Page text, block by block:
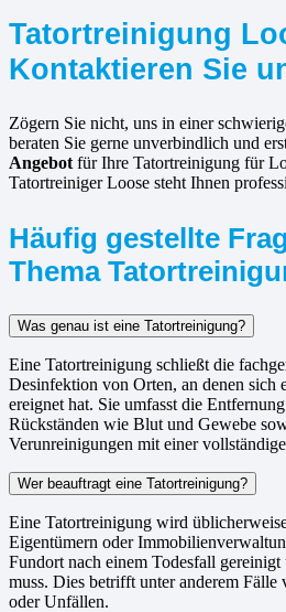
Tatortreinigung
Kontaktieren Sie
Zögern Sie nicht, uns in einer
beraten Sie gerne unverbindlich und
Angebot für Ihre Tatortreinigung für
Tatortreiniger Loose steht Ihnen
Häufig gestellte
Thema
Was genau ist eine Tatortreinigung?
Eine Tatortreinigung schließt die
Desinfektion von Orten, an denen sich
ereignet hat. Sie umfasst die
Rückständen wie Blut und Gewebe
Verunreinigungen mit einer
Wer beauftragt eine Tatortreinigung?
Eine Tatortreinigung wird
Eigentümern oder
Fundort nach einem Todesfall
muss. Dies betrifft unter anderem
oder Unfällen.